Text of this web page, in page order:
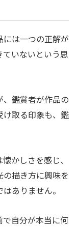
は一つの正解が
いないという思
鑑賞者が作品の
け取る印象も、鑑
かしさを感じ、
描き方に興味を
ありません。
自分が本当に何